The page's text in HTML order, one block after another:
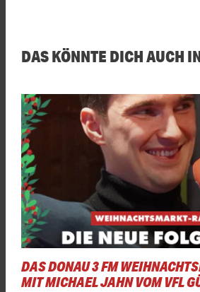
DAS KÖNNTE DICH AUCH
DAS DONAU 3 FM
MIT MICHAEL JAHN VOM VFL